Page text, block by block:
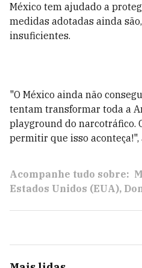
México tem ajudado a
medidas adotadas ainda
insuficientes.
"O México ainda não
tentam transformar toda a
playground do narcotráfico.
permitir que isso
Acompanhe tudo sobre:
Estados Unidos (EUA)